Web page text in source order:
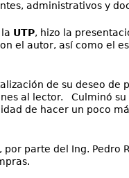
administrativos y
UTP, hizo la
el autor, así como el
de su deseo de
al lector. Culminó
de hacer un poco
parte del Ing. Pedro